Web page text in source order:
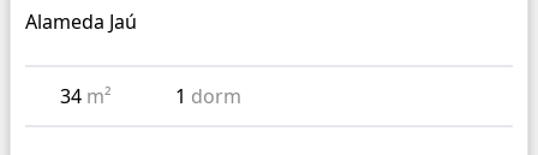
Alameda Jaú
34 m² 1 dorm